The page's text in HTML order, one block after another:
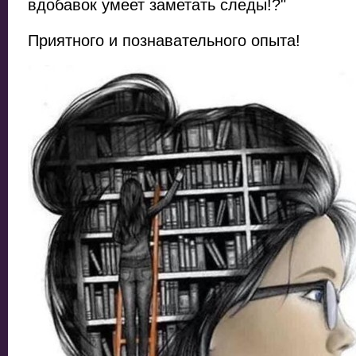
вдобавок умеет заметать следы!?"
Приятного и познавательного опыта!